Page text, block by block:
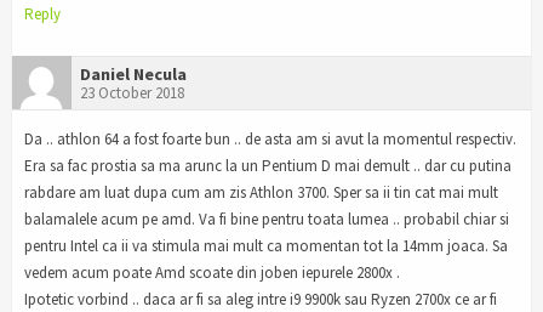
Reply
Daniel Necula
23 October 2018
Da .. athlon 64 a fost foarte bun .. de asta am si avut la momentul respectiv.
Era sa fac prostia sa ma arunc la un Pentium D mai demult .. dar cu putina
rabdare am luat dupa cum am zis Athlon 3700. Sper sa ii tin cat mai mult
balamalele acum pe amd. Va fi bine pentru toata lumea .. probabil chiar si
pentru Intel ca ii va stimula mai mult ca momentan tot la 14mm joaca. Sa
vedem acum poate Amd scoate din joben iepurele 2800x .
Ipotetic vorbind .. daca ar fi sa aleg intre i9 9900k sau Ryzen 2700x ce ar fi